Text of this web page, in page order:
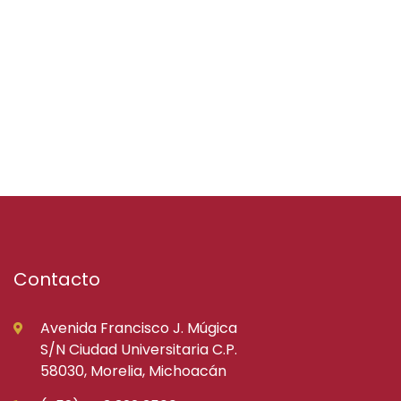
Contacto
Avenida Francisco J. Múgica
S/N Ciudad Universitaria C.P.
58030, Morelia, Michoacán